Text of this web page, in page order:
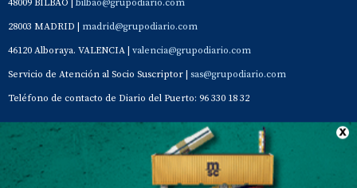
48009 BILBAO | bilbao@grupodiario.com
28003 MADRID | madrid@grupodiario.com
46120 Alboraya. VALENCIA | valencia@grupodiario.com
Servicio de Atención al Socio Suscriptor | sas@grupodiario.com
Teléfono de contacto de Diario del Puerto: 96 330 18 32
Contacto Aviso Legal Quiénes somos Política de privacidad